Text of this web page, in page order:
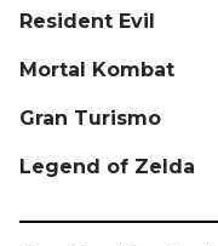
Resident Evil
Mortal Kombat
Gran Turismo
Legend of Zelda